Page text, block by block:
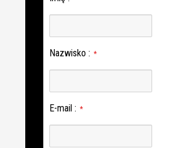
Nazwisko : *
E-mail : *